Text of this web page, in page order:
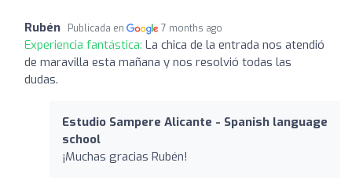
Rubén Publicada en 7 months ago
Experiencia fantástica: La chica de la entrada nos atendió
de maravilla esta mañana y nos resolvió todas las
dudas.
Estudio Sampere Alicante - Spanish language
school
¡Muchas gracias Rubén!